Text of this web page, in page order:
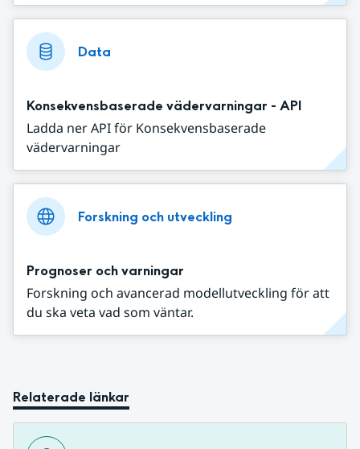
Data
Konsekvensbaserade vädervarningar - API
Ladda ner API för Konsekvensbaserade
vädervarningar
Forskning och utveckling
Prognoser och varningar
Forskning och avancerad modellutveckling för att
du ska veta vad som väntar.
Relaterade länkar